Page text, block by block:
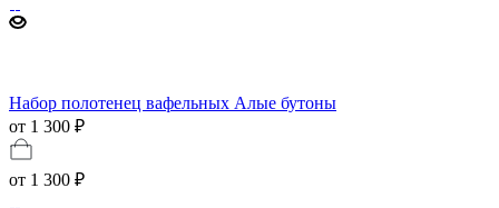
Набор полотенец вафельных Алые бутоны
от 1 300 ₽
от 1 300 ₽